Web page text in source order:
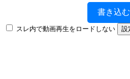
書き込む
スレ内で動画再生をロードしない